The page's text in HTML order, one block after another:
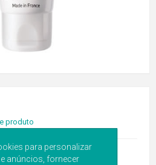
produto
para personalizar
anúncios, fornecer